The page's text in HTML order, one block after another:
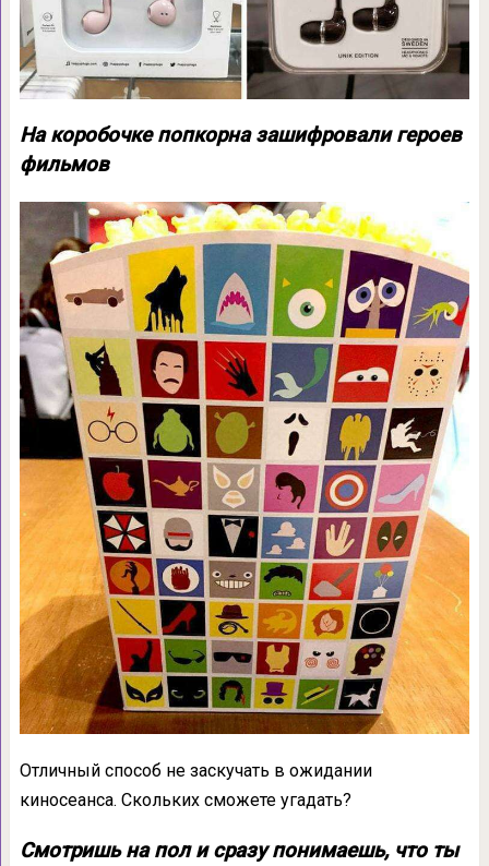
На коробочке попкорна зашифровали героев
фильмов
Отличный способ не заскучать в ожидании
киносеанса. Скольких сможете угадать?
Смотришь на пол и сразу понимаешь, что ты